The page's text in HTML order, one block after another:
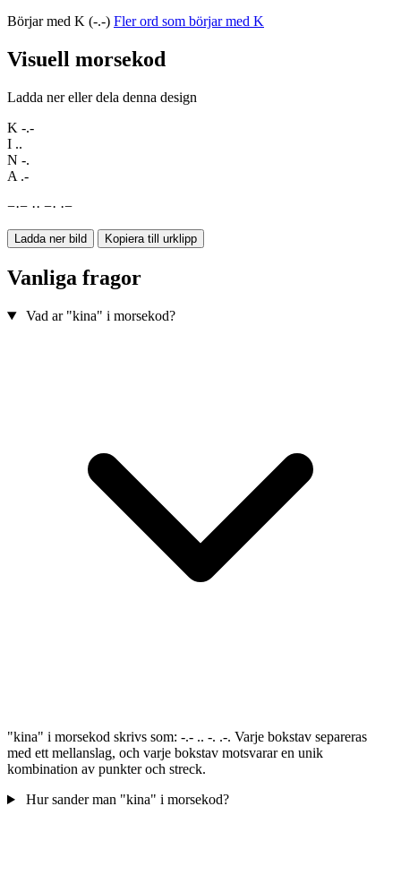
Börjar med K (-.-) Fler ord som börjar med K
Visuell morsekod
Ladda ner eller dela denna design
K -.-
I ..
N -.
A .-
−·− ·· −· ·−
Ladda ner bild Kopiera till urklipp
Vanliga fragor
Vad ar "kina" i morsekod?
"kina" i morsekod skrivs som: -.- .. -. .-. Varje bokstav separeras
med ett mellanslag, och varje bokstav motsvarar en unik
kombination av punkter och streck.
Hur sander man "kina" i morsekod?